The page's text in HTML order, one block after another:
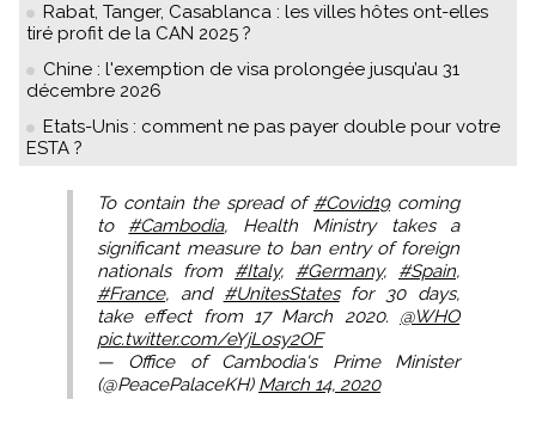
Rabat, Tanger, Casablanca : les villes hôtes ont-elles
tiré profit de la CAN 2025 ?
Chine : l'exemption de visa prolongée jusqu’au 31
décembre 2026
Etats-Unis : comment ne pas payer double pour votre
ESTA ?
To contain the spread of #Covid19coming
to #Cambodia, Health Ministry takes a
significant measure to ban entry of foreign
nationals from #Italy, #Germany, #Spain,
#France, and #UnitesStatesfor 30 days,
take effect from 17 March 2020. @WHO
pic.twitter.com/eYjLosy2OF
— Office of Cambodia's Prime Minister
(@PeacePalaceKH) March 14, 2020